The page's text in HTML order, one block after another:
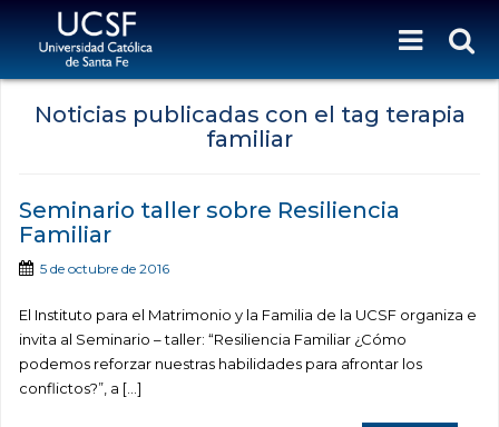
Noticias publicadas con el tag terapia
familiar
Seminario taller sobre Resiliencia
Familiar
5 de octubre de 2016
El Instituto para el Matrimonio y la Familia de la UCSF organiza e
invita al Seminario – taller: “Resiliencia Familiar ¿Cómo
podemos reforzar nuestras habilidades para afrontar los
conflictos?”, a […]